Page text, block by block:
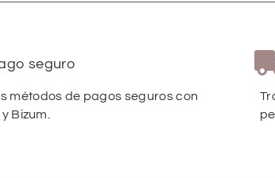
seguro
métodos de pagos seguros con
Bizum.